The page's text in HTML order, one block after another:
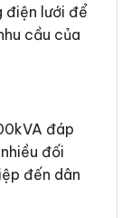
điện lưới để
cầu của
đáp
đối
đến dân